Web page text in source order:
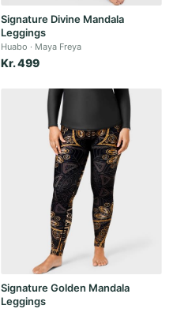
Signature Divine Mandala
Leggings
Huabo Maya Freya
Kr. 499
Signature Golden Mandala
Leggings